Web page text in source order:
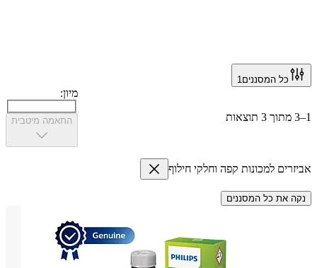
כל המסננים1
התאמה מיטבית
למכונות קפה וחלקי חילוף
את כל המסננים